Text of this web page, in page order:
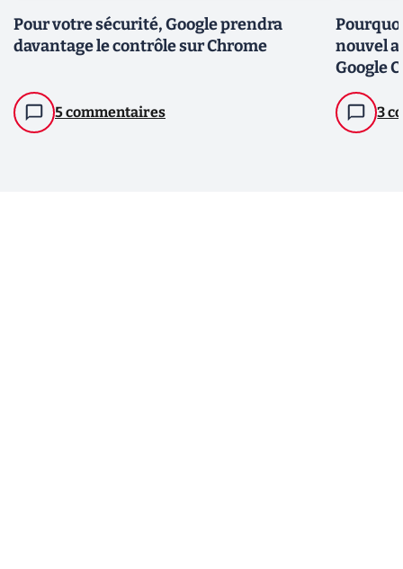
Pour votre sécurité, Google prendra
davantage le contrôle sur Chrome
5 commentaires
nouvel
Google
3